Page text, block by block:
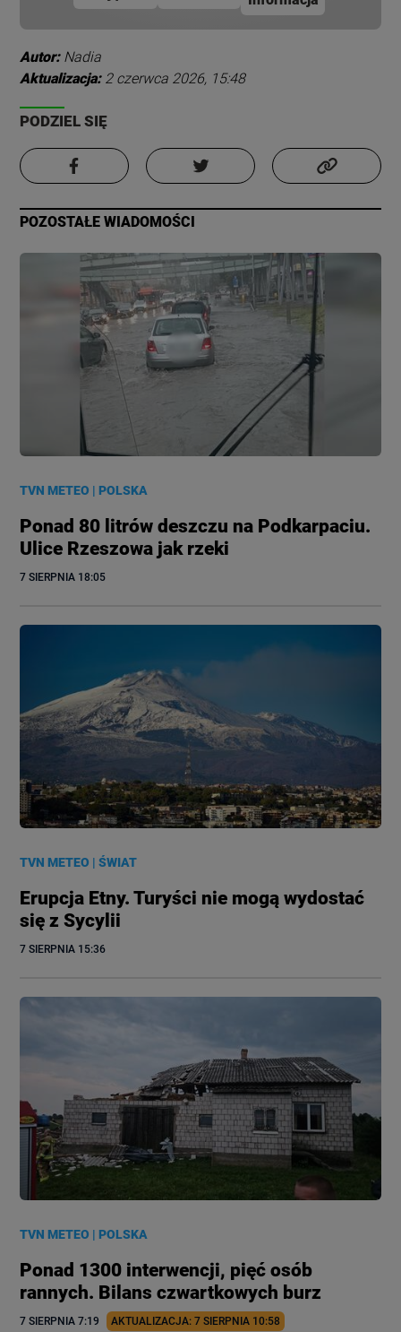
Autor: Nadia
Aktualizacja: 2 czerwca 2026, 15:48
PODZIEL SIĘ
POZOSTAŁE WIADOMOŚCI
TVN METEO |POLSKA
Ponad 80 litrów deszczu na Podkarpaciu.
Ulice Rzeszowa jak rzeki
7 SIERPNIA 18:05
TVN METEO |ŚWIAT
Erupcja Etny. Turyści nie mogą wydostać
się z Sycylii
7 SIERPNIA 15:36
TVN METEO |POLSKA
Ponad 1300 interwencji, pięć osób
rannych. Bilans czwartkowych burz
7 SIERPNIA 7:19 AKTUALIZACJA: 7 SIERPNIA 10:58